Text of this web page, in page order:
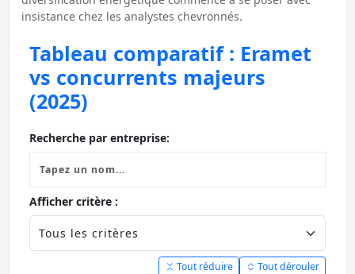
insistance chez les analystes chevronnés.
Tableau comparatif : Eramet
vs concurrents majeurs
(2025)
Recherche par entreprise:
Afficher critère :
Tout réduire Tout dérouler